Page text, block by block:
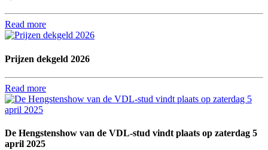
Read more
Prijzen dekgeld 2026
Read more
De Hengstenshow van de VDL-stud vindt plaats op zaterdag 5
april 2025